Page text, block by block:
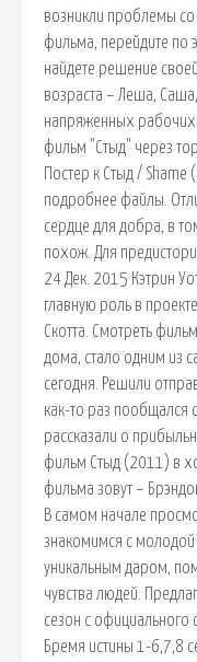
возникли проблемы
фильма, перейдите по
найдете решение
возраста – Леша,
напряженных рабочих
фильм "Стыд" через
Постер к Стыд /
подробнее файлы.
сердце для добра, в
похож. Для
24 Дек. 2015 Кэтрин
главную роль в
Скотта. Смотреть
дома, стало одним из
сегодня. Решили
как-то раз пообщался
рассказали о
фильм Стыд (2011) в
фильма зовут –
В самом начале
знакомимся с
уникальным даром,
чувства людей.
сезон с официального
Бремя истины 1-6,7,8